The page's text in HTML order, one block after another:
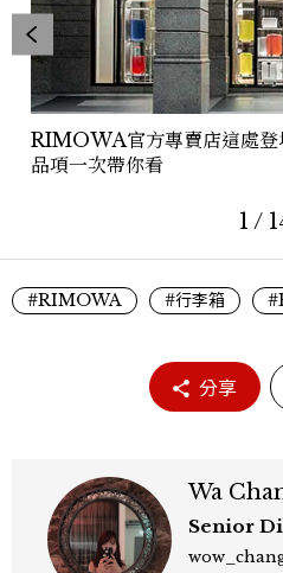
RIMOWA官方專賣店這處登
品項一次帶你看
1 /
#RIMOWA #行李箱
分享
Wa
Senior